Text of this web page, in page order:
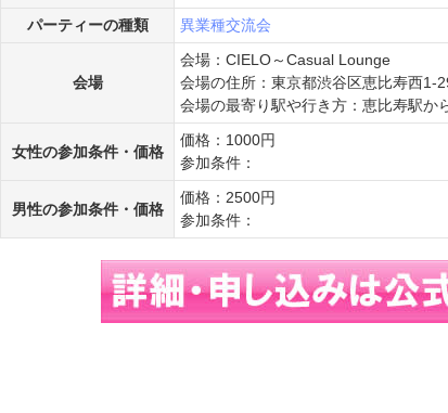
パーティーの種類
異業種交流会
会場
会場：CIELO～Casual Lounge
会場の住所：東京都渋谷区恵比寿西1-
会場の最寄り駅や行き方：恵比寿駅か
女性の参加条件・価格
価格：1000円
参加条件：
男性の参加条件・価格
価格：2500円
参加条件：